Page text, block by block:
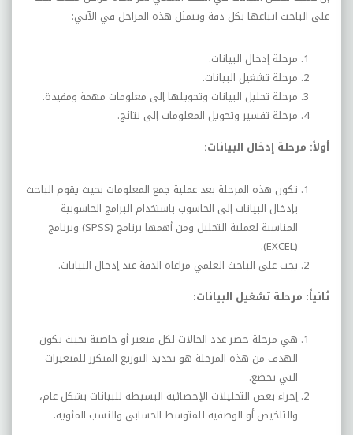
على الباحث اتباعها بكل دقة وتتمثل هذه المراحل في الآتي:
مرحلة إدخال البيانات.
مرحلة تشغيل البيانات.
مرحلة تحليل البيانات وتحويلها إلى معلومات مهمة ومفيدة.
مرحلة تفسير وتحويل المعلومات إلى نتائج.
أولاً: مرحلة إدخال البيانات:
تكون هذه المرحلة بعد عملية جمع المعلومات بحيث يقوم الباحث
بإدخال البيانات إلى الحاسوب باستخدام البرامج الحاسوبية
المناسبة لعملية التحليل ومن أهمها برنامج (SPSS) وبرنامج
(
EXCEL
).
يجب على الباحث العلمي مراعاة الدقة عند إدخال البيانات.
ثانياً: مرحلة تشغيل البيانات:
هي مرحلة حصر عدد الحالات لكل متغير أو خاصية بحيث يكون
الهدف من هذه المرحلة هو تحديد التوزيع المتكرر للمتغيرات
التي تخضع.
إجراء بعض التحليلات الإحصائية البسيطة للبيانات بشكل عام،
والتلخيص أو الوصفية للمتوسط الحسابي والنسب المئوية.